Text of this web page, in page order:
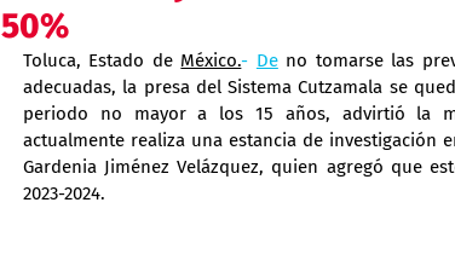
50%
Toluca, Estado de México.- De no tomarse las
adecuadas, la presa del Sistema Cutzamala se
periodo no mayor a los 15 años, advirtió la
actualmente realiza una estancia de investigación
Gardenia Jiménez Velázquez, quien agregó que
2023-2024.